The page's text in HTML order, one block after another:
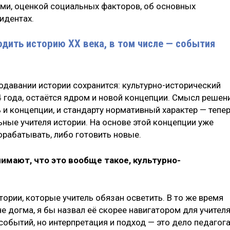
оценкой социальных факторов, об основных
историю XX века, в том числе — события
истории сохранится: культурно-исторический
остаётся ядром и новой концепции. Смысл
концепции, и стандарту нормативный характер —
учителя истории. На основе этой концепции уже
либо готовить новые.
что это вообще такое, культурно-
которые учитель обязан осветить. В то же время
я бы назвал её скорее навигатором для
но интерпретация и подход — это дело